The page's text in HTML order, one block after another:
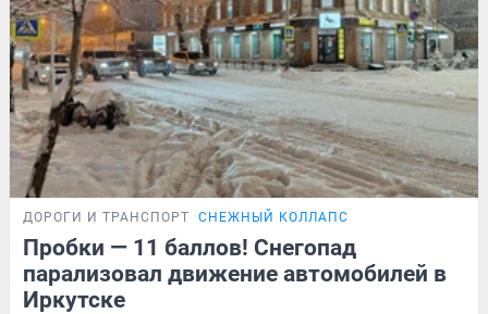
ДОРОГИ И ТРАНСПОРТ СНЕЖНЫЙ КОЛЛАПС
Пробки — 11 баллов! Снегопад
парализовал движение автомобилей в
Иркутске